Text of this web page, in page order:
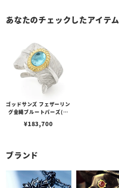
あなたのチェックしたアイテム
ゴッドサンズ フェザーリン
グ金縄ブルートパーズ(レ
¥183,700
ブランド